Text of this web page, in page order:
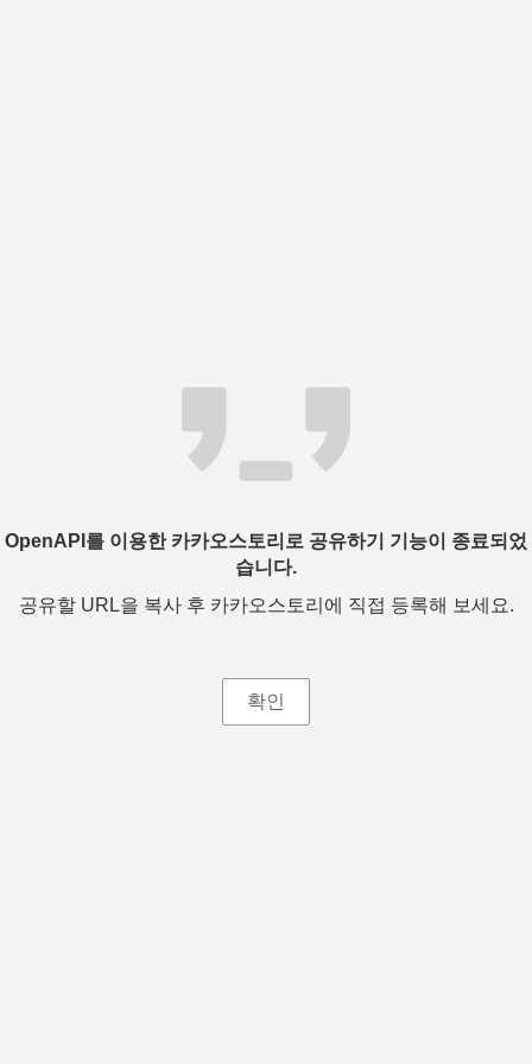
OpenAPI를 이용한 카카오스토리로 공유하기 기능이 종료되었
습니다.
공유할 URL을 복사 후 카카오스토리에 직접 등록해 보세요.
확인